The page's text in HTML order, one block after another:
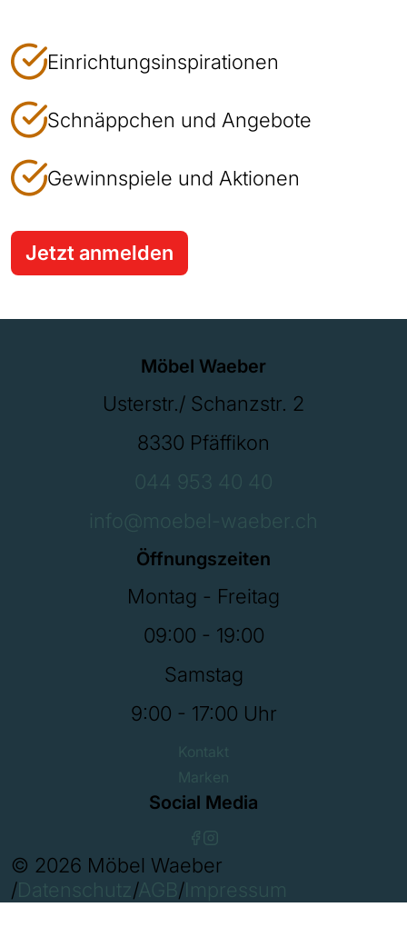
Einrichtungsinspirationen
Schnäppchen und Angebote
Gewinnspiele und Aktionen
Jetzt anmelden
Möbel Waeber
Usterstr./ Schanzstr. 2
8330 Pfäffikon
044 953 40 40
info@moebel-waeber.ch
Öffnungszeiten
Montag - Freitag
09:00 - 19:00
Samstag
9:00 - 17:00 Uhr
Kontakt
Marken
Social Media
© 2026 Möbel Waeber
/Datenschutz/AGB/Impressum